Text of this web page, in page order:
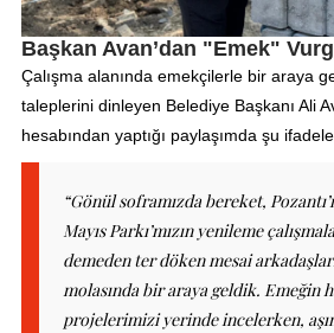
Başkan Avan’dan "Emek"
Çalışma alanında emekçilerle bir araya
taleplerini dinleyen Belediye Başkanı Ali
hesabından yaptığı paylaşımda şu
“Gönül soframızda bereket,
Mayıs Parkı’mızın yenileme
demeden ter döken mesai
molasında bir araya geldik. Emeğin
projelerimizi yerinde incelerken,